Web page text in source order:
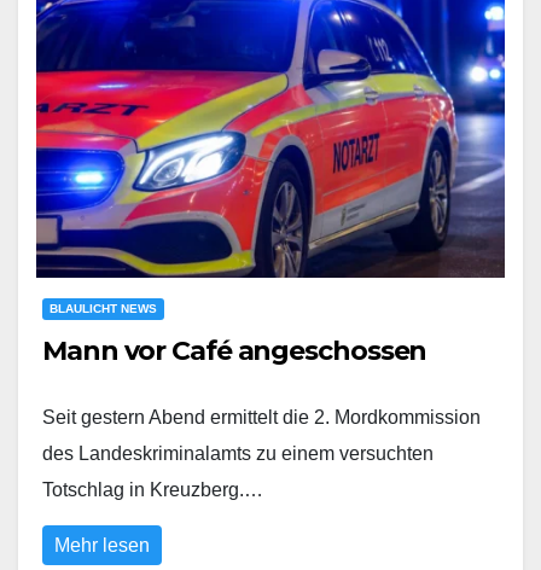
BLAULICHT NEWS
Mann vor Café angeschossen
Seit gestern Abend ermittelt die 2. Mordkommission
des Landeskriminalamts zu einem versuchten
Totschlag in Kreuzberg.…
Mehr lesen